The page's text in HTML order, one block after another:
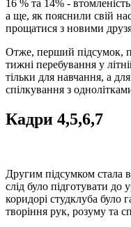
16 % та 14% -
а ще, як пояснили свій
прощатися з новими
Отже, перший підсумок,
тижні перебування у
тільки для навчання, а
спілкування з
Кадри 4,5,6,7
Другим підсумком стала
слід було підготувати до
коридорі студклуба було
творіння рук, розуму та